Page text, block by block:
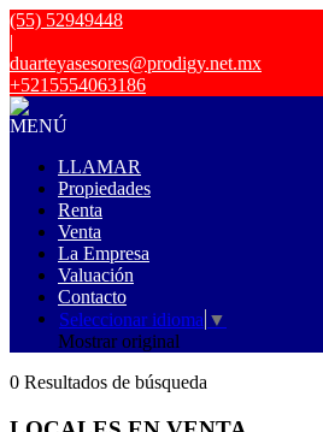
(55) 52949448
|
duarteyasesores@prodigy.net.mx
+5215554063186
MENÚ
LLAMAR
Propiedades
Renta
Venta
La Empresa
Valuación
Contacto
Seleccionar idioma ▼
Mostrar original
0 Resultados de búsqueda